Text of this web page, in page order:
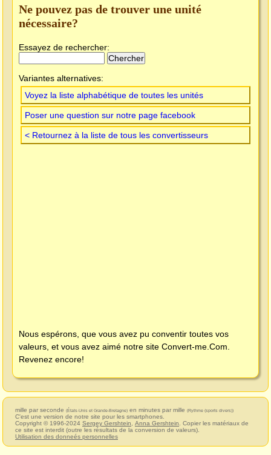
Ne pouvez pas de trouver une unité
nécessaire?
Essayez de rechercher:
Variantes alternatives:
Voyez la liste alphabétique de toutes les unités
Poser une question sur notre page facebook
< Retournez à la liste de tous les convertisseurs
Nous espérons, que vous avez pu conventir toutes vos
valeurs, et vous avez aimé notre site Convert-me.Com
Revenez encore!
mille par seconde (États-Unis et Grande-Bretagne) en minutes par mille (Rythme (sports divers))
C'est une version de notre site pour les smartphones.
Copyright © 1996-2024 Sergey Gershtein Anna Gershtein . Copier les matériaux de
ce site est interdit (outre les résultats de la conversion de valeurs).
Utilisation des donneés personnelles